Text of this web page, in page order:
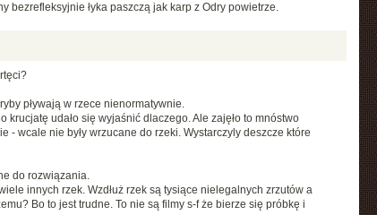
bezrefleksyjnie łyka paszczą jak karp z Odry powietrze.
pływają w rzece nienormatywnie.
krucjatę udało się wyjaśnić dlaczego. Ale zajęło to mnóstwo
- wcale nie były wrzucane do rzeki. Wystarczyly deszcze które
do rozwiązania.
innych rzek. Wzdłuż rzek są tysiące nielegalnych zrzutów a
Bo to jest trudne. To nie są filmy s-f że bierze się próbkę i